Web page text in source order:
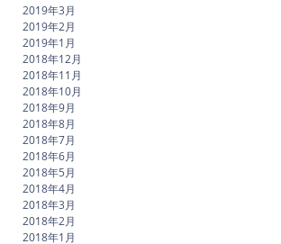
2019年3月
2019年2月
2019年1月
2018年12月
2018年11月
2018年10月
2018年9月
2018年8月
2018年7月
2018年6月
2018年5月
2018年4月
2018年3月
2018年2月
2018年1月